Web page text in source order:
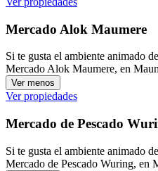
Mercado Alok Maumere
Si te gusta el ambiente animado
Mercado Alok Maumere, en
Ver menos
Ver propiedades
Mercado de Pescado
Si te gusta el ambiente animado
Mercado de Pescado Wuring, en